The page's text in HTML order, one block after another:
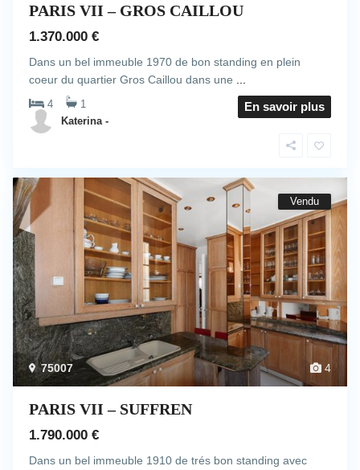
PARIS VII – GROS CAILLOU
1.370.000 €
Dans un bel immeuble 1970 de bon standing en plein
coeur du quartier Gros Caillou dans une
4 1 En savoir plus
Katerina -
4
75007
Vendu
PARIS VII – SUFFREN
1.790.000 €
Dans un bel immeuble 1910 de trés bon standing avec